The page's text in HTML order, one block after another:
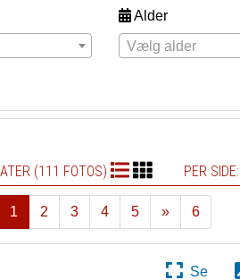
Alder
Vælg alder
(111 FOTOS) PER SIDE:
1 2 3 4 5
»
Næste
6
Se